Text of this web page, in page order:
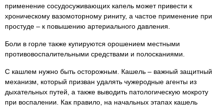
применение сосудосуживающих капель может привести к
хроническому вазомоторному риниту, а частое применение при
простуде – к повышению артериального давления.
Боли в горле также купируются орошением местными
противовоспалительными средствами и полосканиями.
С кашлем нужно быть осторожным. Кашель – важный защитный
механизм, который призван удалять чужеродные агенты из
дыхательных путей, а также выводить патологическую мокроту
при воспалении. Как правило, на начальных этапах кашель